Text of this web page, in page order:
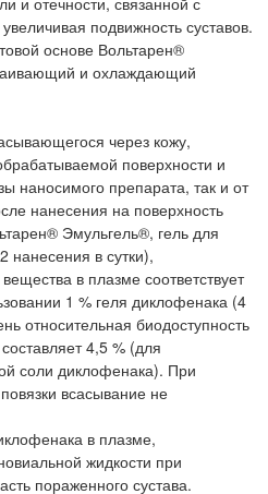
подвижность суставов.
основе Вольтарен®
и охлаждающий
через кожу,
поверхности и
наносимого препарата, так и от
нанесения на поверхность
Эмульгель®, гель для
нанесения в сутки),
в плазме соответствует
1 % геля диклофенака (4
относительная биодоступность
4,5 % (для
соли диклофенака). При
всасывание не
в плазме,
жидкости при
пораженного сустава.